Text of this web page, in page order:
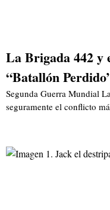
La Brigada 442 y
“Batallón
Segunda Guerra Mundial
seguramente el conflicto